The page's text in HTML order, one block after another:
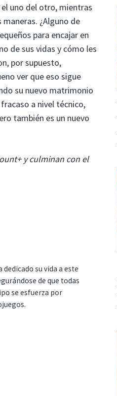
el uno del otro, mientras
¿Alguno de
para encajar en
de sus vidas y cómo les
por supuesto,
ver que eso sigue
su nuevo matrimonio
a nivel técnico,
también es un nuevo
y culminan con el
su vida a este
de que todas
se esfuerza por